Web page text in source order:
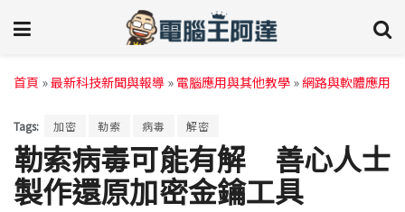
首頁 »最新科技新聞與報導 » 電腦應用與其他教學 »網路與軟體應用
Tags: 加密 勒索 病毒 解密
勒索病毒可能有解 善心人士
製作還原加密金鑰工具